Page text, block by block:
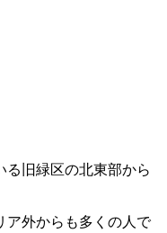
旧緑区の北東部から
ア外からも多くの人で